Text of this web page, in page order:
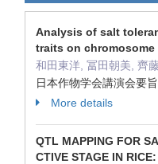
Analysis of salt
traits on
和田東洋, 冨田朝美, 齊
日本作物学会講演会
More details
QTL MAPPING FOR
CTIVE STAGE IN